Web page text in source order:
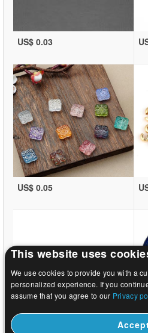
US$ 0.03
US$ 0.05
This website uses
We use cookies to provide you with a
personalized experience. If you
assume that you agree to our Privacy